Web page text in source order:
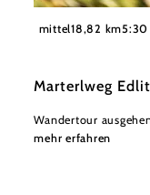
©
Wiener Alpen
mittel18,82 km5:30
Marterlweg
Wandertour
mehr erfahren